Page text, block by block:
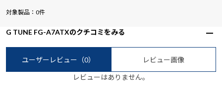
対象製品：0件
G TUNE FG-A7ATXのクチコミをみる
ユーザーレビュー （0） レビュー画像
レビューはありません。